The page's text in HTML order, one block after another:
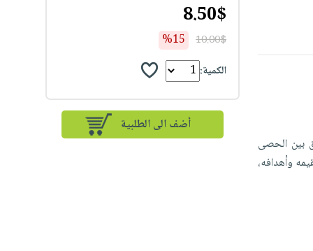
بين الحصى
وأهدافه،
8.50$
10.00$
%15
الكمية:
أضف الى الطلبية